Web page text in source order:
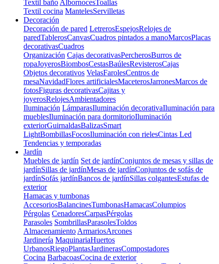
Textil baño AlbornocesToallas
Textil cocina MantelesServilletas
Decoración
Decoración de pared LetrerosEspejosRelojes de
paredTablerosCanvasCuadros pintados a manoMarcosPlacas
decorativasCuadros
Organización Cajas decorativasPercherosBurros de
ropaJoyerosBiombosCestasBaúlesRevisterosCajas
Objetos decorativos VelasFarolesCentros de
mesaNavidadFlores artificialesMaceterosJarronesMarcos de
fotosFiguras decorativasCajitas y
joyerosRelojesAmbientadores
Iluminación LámparasIluminación decorativaIluminación para
mueblesIluminación para dormitorioIluminación
exteriorGuirnaldasBalizasSmart
LightBombillasFocosIluminación con rielesCintas Led
Tendencias y temporadas
Jardín
Muebles de jardín Set de jardínConjuntos de mesas y sillas de
jardínSillas de jardínMesas de jardínConjuntos de sofás de
jardínSofás jardínBancos de jardínSillas colgantesEstufas de
exterior
Hamacas y tumbonas
AccesoriosBalancinesTumbonasHamacasColumpios
Pérgolas CenadoresCarpasPérgolas
Parasoles SombrillasParasolesToldos
Almacenamiento ArmariosArcones
Jardinería MaquinariaHuertos
UrbanosRiegoPlantasJardinerasCompostadores
Cocina BarbacoasCocina de exterior